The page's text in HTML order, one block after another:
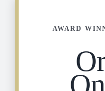
AWARD